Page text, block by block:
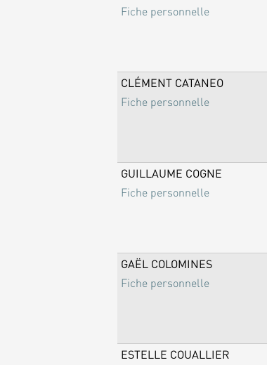
Fiche personnelle
CLÉMENT CATANEO
Fiche personnelle
GUILLAUME COGNE
Fiche personnelle
GAËL COLOMINES
Fiche personnelle
ESTELLE COUALLIER